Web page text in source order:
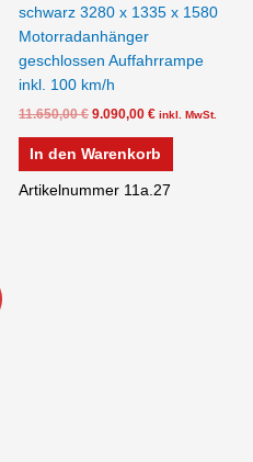
schwarz 3280 x 1335 x 1580
Motorradanhänger
geschlossen Auffahrrampe
inkl. 100 km/h
11.650,00€ 9.090,00 € inkl. MwSt.
In den Warenkorb
Artikelnummer 11a.27